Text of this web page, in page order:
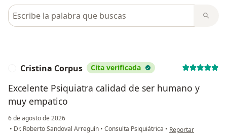
Busca en opiniones
Cristina Corpus Cita verificada
Excelente Psiquiatra calidad de ser humano y
muy empatico
6 de agosto de 2026
• Dr. Roberto Sandoval Arreguín • Consulta Psiquiátrica • en opinión del
Reportar